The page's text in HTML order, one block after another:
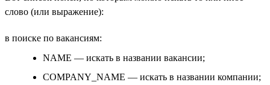
слово (или выражение):
в поиске по вакансиям:
NAME — искать в названии вакансии;
COMPANY_NAME — искать в названии компании;